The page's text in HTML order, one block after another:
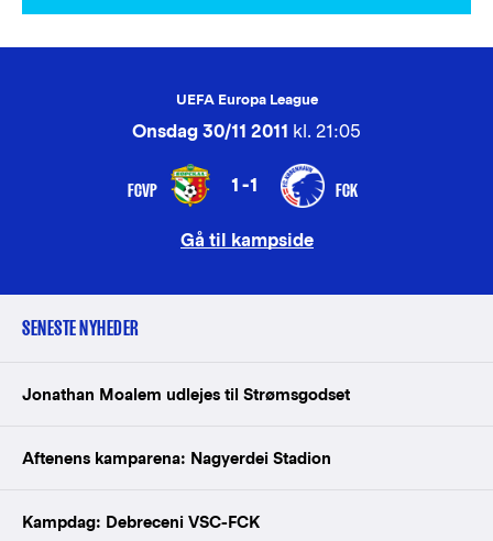
UEFA Europa League
Onsdag 30/11 2011 kl. 21:05
FCVP 1-1 FCK
Gå til kampside
SENESTE NYHEDER
Jonathan Moalem udlejes til Strømsgodset
Aftenens kamparena: Nagyerdei Stadion
Kampdag: Debreceni VSC-FCK